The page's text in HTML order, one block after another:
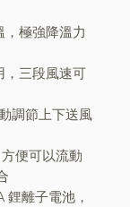
極強降溫力
，三段風速可
調節上下送風
便可以流動
鋰離子電池，